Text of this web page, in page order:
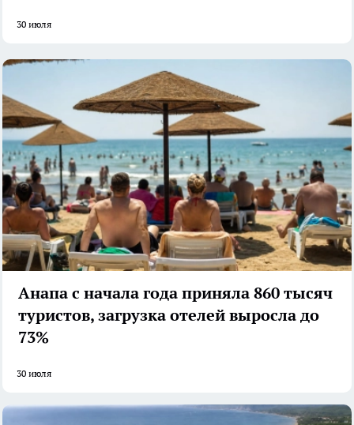
30 июля
Анапа с начала года приняла 860 тысяч
туристов, загрузка отелей выросла до
73%
30 июля